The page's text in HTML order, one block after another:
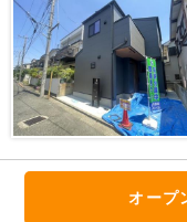
オープ